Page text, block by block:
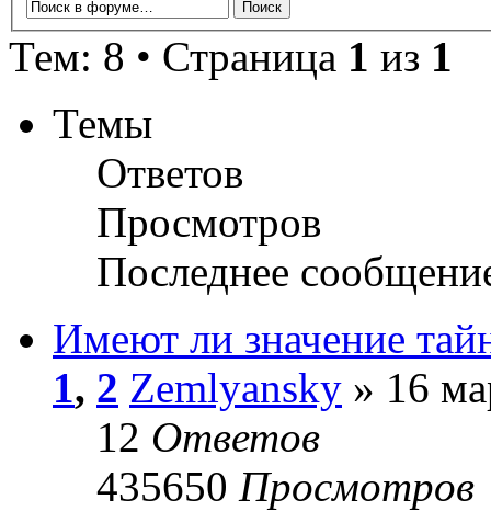
Тем: 8 • Страница 1 из 1
Темы
Ответов
Просмотров
Последнее
Имеют ли значение
1, 2 Zemlyansky » 16
12 Ответов
435650 Просмотров